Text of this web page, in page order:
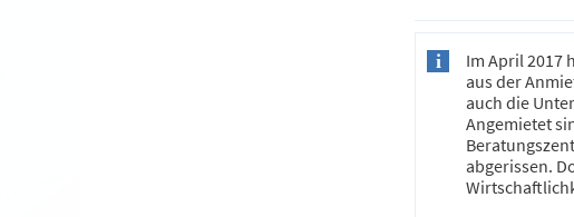
Im April 2017
aus der
auch die
Angemietet
abgerissen.